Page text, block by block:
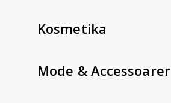
Kosmetika
Mode & Accessoarer